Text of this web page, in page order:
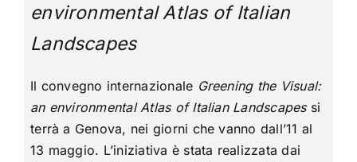
environmental Atlas of Italian
Landscapes
Il convegno internazionale Greening the Visual:
an environmental Atlas of Italian Landscapessi
terrà a Genova, nei giorni che vanno dall’11 al
13 maggio. L’iniziativa è stata realizzata dai